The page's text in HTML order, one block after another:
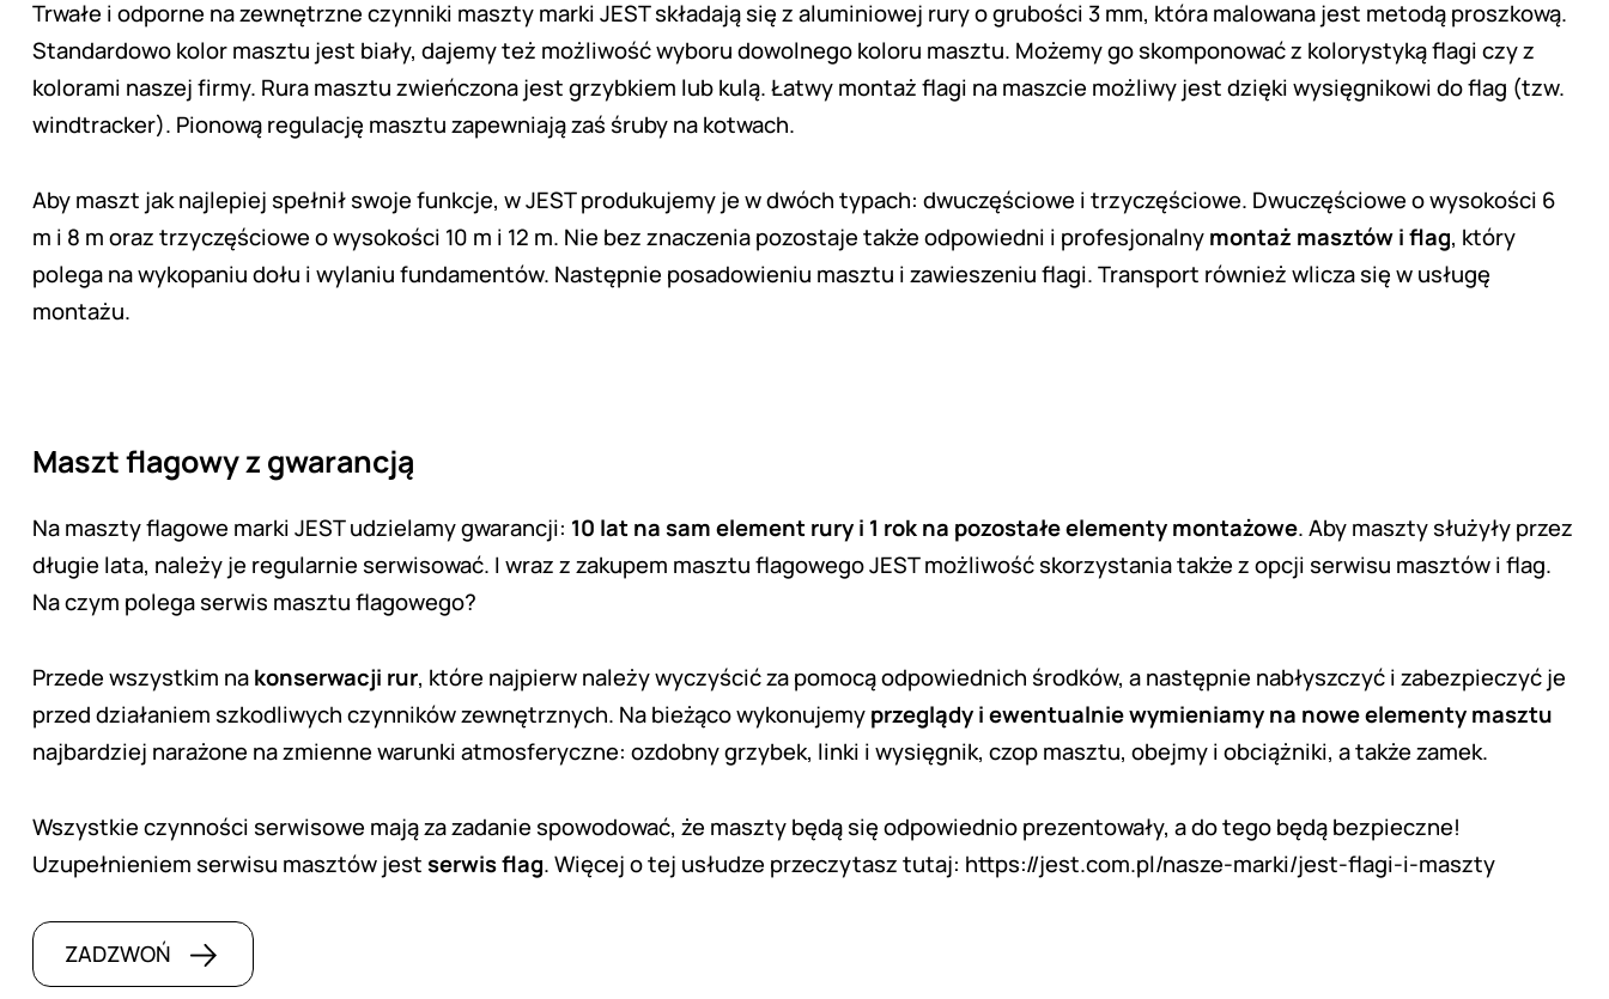
Trwałe i odporne na zewnętrzne czynniki maszty marki JEST składają się z aluminiowej rury o grubości 3 mm, która malowana jest metodą proszkową.
Standardowo kolor masztu jest biały, dajemy też możliwość wyboru dowolnego koloru masztu. Możemy go skomponować z kolorystyką flagi czy z
kolorami naszej firmy. Rura masztu zwieńczona jest grzybkiem lub kulą. Łatwy montaż flagi na maszcie możliwy jest dziękiwysięgnikowi do flag (tzw.
windtracker). Pionową regulację masztu zapewniają zaś śruby na kotwach.
Aby maszt jak najlepiej spełnił swoje funkcje, w JEST produkujemy je w dwóch typach: dwuczęściowe i trzyczęściowe. Dwuczęściowe o wysokości 6
m i 8 m oraz trzyczęściowe o wysokości 10 m i 12 m. Nie bez znaczenia pozostaje także odpowiedni i profesjonalnymontaż masztów i flag, który
polega na wykopaniu dołu i wylaniu fundamentów. Następnie posadowieniu masztu i zawieszeniu flagi. Transport również wlicza się w usługę
montażu.
Maszt flagowy z gwarancją
Na maszty flagowe marki JEST udzielamy gwarancji: 10 lat na sam element rury i 1 rok na pozostałe elementy montażowe. Aby maszty służyły przez
długie lata, należy je regularnie serwisować. I wraz z zakupem masztu flagowego JEST możliwość skorzystania także z opcjiserwisu masztów i flag.
Na czym polega serwis masztu flagowego?
Przede wszystkim nakonserwacji rur, które najpierw należy wyczyścić za pomocą odpowiednich środków, a następnie nabłyszczyć i zabezpieczyć je
przed działaniem szkodliwych czynników zewnętrznych. Na bieżąco wykonujemyprzeglądy i ewentualnie wymieniamy na nowe elementy masztu
najbardziej narażone na zmienne warunki atmosferyczne: ozdobny grzybek, linki i wysięgnik, czop masztu, obejmy i obciążniki, a także zamek.
Wszystkie czynności serwisowe mają za zadanie spowodować, że maszty będą się odpowiednio prezentowały, a do tego będą bezpieczne!
Uzupełnieniem serwisu masztów jestserwis flag. Więcej o tej usłudze przeczytasz tutaj: https://jest.com.pl/nasze-marki/jest-flagi-i-maszty
ZADZWOŃ